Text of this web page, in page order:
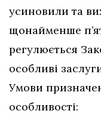
усиновили та
щонайменше
регулюється
особливі
Умови
особливості: